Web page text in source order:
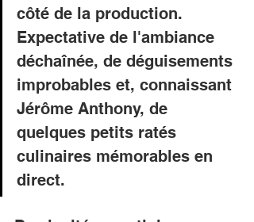
côté de la production.
Expectative de l'ambiance
déchaînée, de déguisements
improbables et, connaissant
Jérôme Anthony, de
quelques petits ratés
culinaires mémorables en
direct.